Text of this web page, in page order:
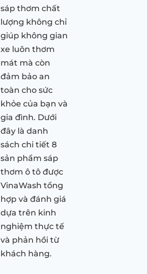
sáp thơm chất
lượng không chỉ
giúp không gian
xe luôn thơm
mát mà còn
đảm bảo an
toàn cho sức
khỏe của bạn và
gia đình. Dưới
đây là danh
sách chi tiết 8
sản phẩm sáp
thơm ô tô được
VinaWash tổng
hợp và đánh giá
dựa trên kinh
nghiệm thực tế
và phản hồi từ
khách hàng.